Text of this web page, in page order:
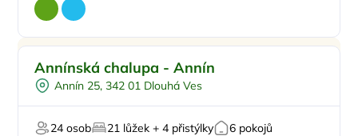
U lesa
U vody
V chráněném uzemí
Annínská chalupa - Annín
Annín 25, 342 01 Dlouhá Ves
24 osob 21 lůžek + 4 přistýlky 6 pokojů